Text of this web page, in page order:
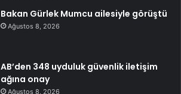
Bakan Gürlek Mumcu ailesiyle görüştü
Ağustos 8, 2026
AB’den 348 uyduluk güvenlik iletişim
ağına onay
Ağustos 8, 2026